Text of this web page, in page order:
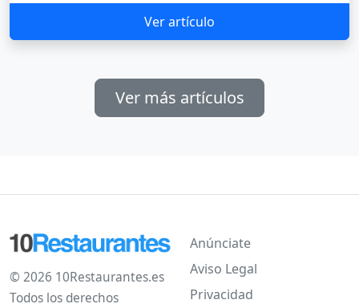
Ver artículo
Ver más artículos
© 2026 10Restaurantes.es
Todos los derechos
Anúnciate
Aviso Legal
Privacidad